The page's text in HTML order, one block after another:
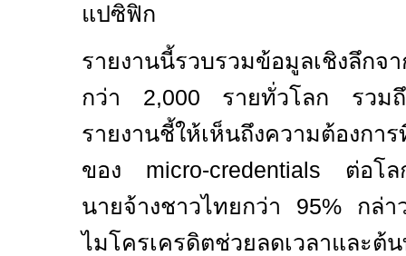
แปซิฟิก
รายงานนี้รวบรวมข้อมูลเชิงลึกจ
กว่า 2,000 รายทั่วโลก รวม
รายงานชี้ให้เห็นถึงความต้องกา
ของ micro-credentials ต่อโ
นายจ้างชาวไทยกว่า 95% กล่
ไมโครเครดิตช่วยลดเวลาและต้